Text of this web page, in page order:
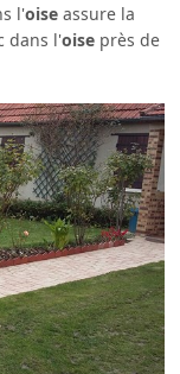
l'oise assure la
dans l'oise près de